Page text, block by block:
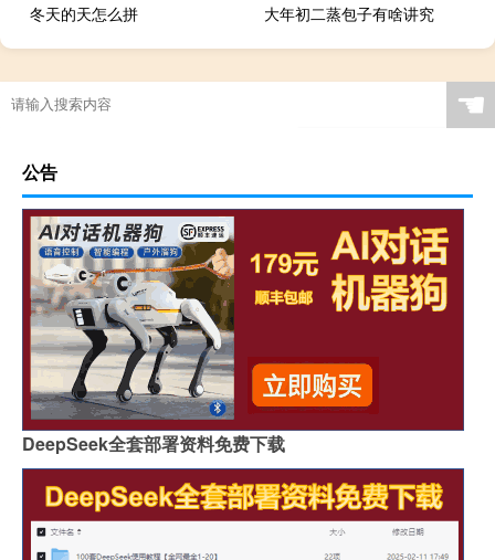
冬天的天怎么拼
大年初二蒸包子有啥讲究
☚
公告
DeepSeek全套部署资料免费下载